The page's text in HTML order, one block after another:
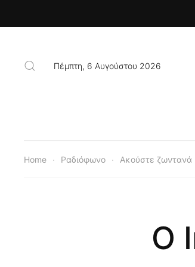
Πέμπτη, 6 Αυγούστου 2026
Home Ραδιόφωνο Ακούστε ζωντανά
Ο